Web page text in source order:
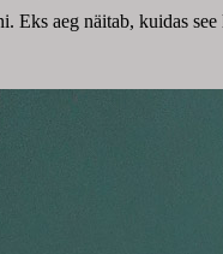
Eks aeg näitab, kuidas see